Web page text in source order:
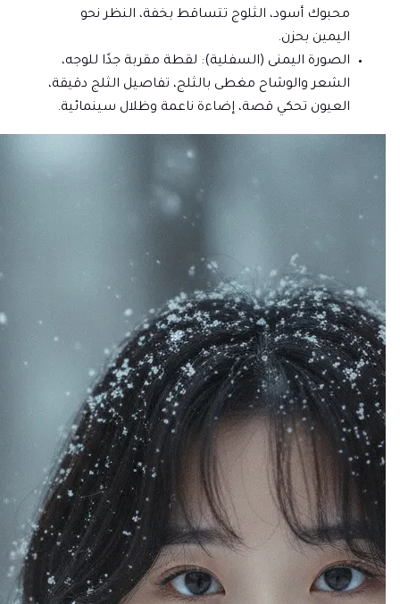
محبوك أسود، الثلوج تتساقط بخفة، النظر نحو
اليمين بحزن.
الصورة اليمنى (السفلية): لقطة مقربة جدًا للوجه،
الشعر والوشاح مغطى بالثلج، تفاصيل الثلج دقيقة،
العيون تحكي قصة، إضاءة ناعمة وظلال سينمائية.